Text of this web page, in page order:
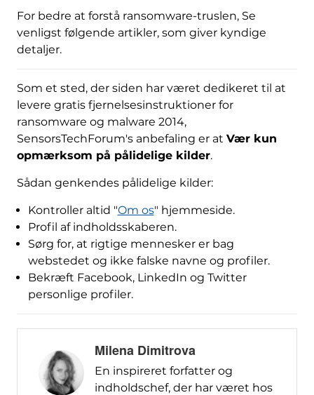
For bedre at forstå ransomware-truslen, Se
venligst følgende artikler, som giver kyndige
detaljer.
Som et sted, der siden har været dedikeret til at
levere gratis fjernelsesinstruktioner for
ransomware og malware 2014,
SensorsTechForum's anbefaling er at Vær kun
opmærksom på pålidelige kilder.
Sådan genkendes pålidelige kilder:
Kontroller altid "Om os" hjemmeside.
Profil af indholdsskaberen.
Sørg for, at rigtige mennesker er bag
webstedet og ikke falske navne og profiler.
Bekræft Facebook, LinkedIn og Twitter
personlige profiler.
Milena Dimitrova
En inspireret forfatter og
indholdschef, der har været hos